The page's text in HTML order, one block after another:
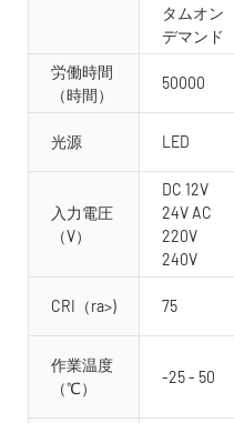
タムオン
デマンド
労働時間
（時間）
50000
光源 LED
入力電圧
（V）
DC 12V
24V AC
220V
240V
CRI（ra>) 75
作業温度
（℃）
-25 - 50